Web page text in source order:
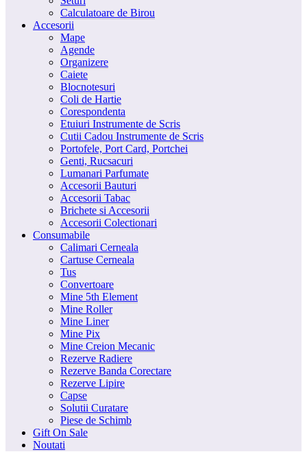
Calculatoare de Birou
Accesorii
Mape
Agende
Organizere
Caiete
Blocnotesuri
Coli de Hartie
Corespondenta
Etuiuri Instrumente de Scris
Cutii Cadou Instrumente de Scris
Portofele, Port Card, Portchei
Genti, Rucsacuri
Lumanari Parfumate
Accesorii Bauturi
Accesorii Tabac
Brichete si Accesorii
Accesorii Colectionari
Consumabile
Calimari Cerneala
Cartuse Cerneala
Tus
Convertoare
Mine 5th Element
Mine Roller
Mine Liner
Mine Pix
Mine Creion Mecanic
Rezerve Radiere
Rezerve Banda Corectare
Rezerve Lipire
Capse
Solutii Curatare
Piese de Schimb
Gift On Sale
Noutati